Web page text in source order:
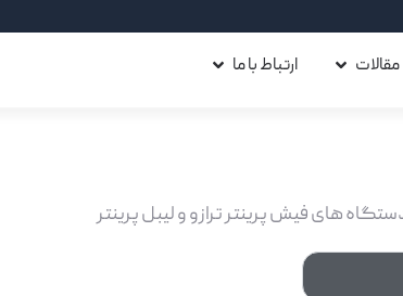
مقالات ارتباط با ما
های فیش پرینتر ترازو و لیبل پرینتر